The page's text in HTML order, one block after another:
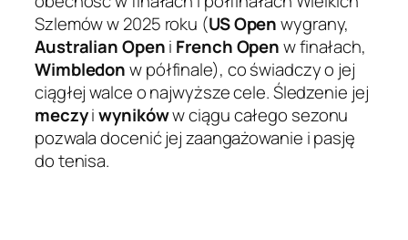
Szlemów w 2025 roku (US Openwygrany,
Australian Openi French Openw finałach,
Wimbledonw półfinale), co świadczy o jej
ciągłej walce o najwyższe cele. Śledzenie jej
meczyiwynikóww ciągu całego sezonu
pozwala docenić jej zaangażowanie i pasję
do tenisa.